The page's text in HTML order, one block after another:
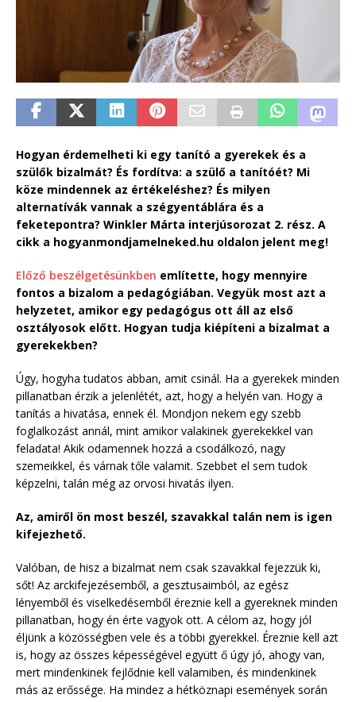
Hogyan érdemelheti ki egy tanító a gyerekek és a
szülők bizalmát? És fordítva: a szülő a tanítóét? Mi
köze mindennek az értékeléshez? És milyen
alternatívák vannak a szégyentáblára és a
feketepontra? Winkler Márta interjúsorozat 2. rész. A
cikk a hogyanmondjamelneked.hu oldalon jelent meg!
Előző beszélgetésünkben említette, hogy mennyire
fontos a bizalom a pedagógiában. Vegyük most azt a
helyzetet, amikor egy pedagógus ott áll az első
osztályosok előtt. Hogyan tudja kiépíteni a bizalmat a
gyerekekben?
Úgy, hogyha tudatos abban, amit csinál. Ha a gyerekek minden
pillanatban érzik a jelenlétét, azt, hogy a helyén van. Hogy a
tanítás a hivatása, ennek él. Mondjon nekem egy szebb
foglalkozást annál, mint amikor valakinek gyerekekkel van
feladata! Akik odamennek hozzá a csodálkozó, nagy
szemeikkel, és várnak tőle valamit. Szebbet el sem tudok
képzelni, talán még az orvosi hivatás ilyen.
Az, amiről ön most beszél, szavakkal talán nem is igen
kifejezhető.
Valóban, de hisz a bizalmat nem csak szavakkal fejezzük ki,
sőt! Az arckifejezésemből, a gesztusaimból, az egész
lényemből és viselkedésemből éreznie kell a gyereknek minden
pillanatban, hogy én érte vagyok ott. A célom az, hogy jól
éljünk a közösségben vele és a többi gyerekkel. Éreznie kell azt
is, hogy az összes képességével együtt ő úgy jó, ahogy van,
mert mindenkinek fejlődnie kell valamiben, és mindenkinek
más az erőssége. Ha mindez a hétköznapi események során